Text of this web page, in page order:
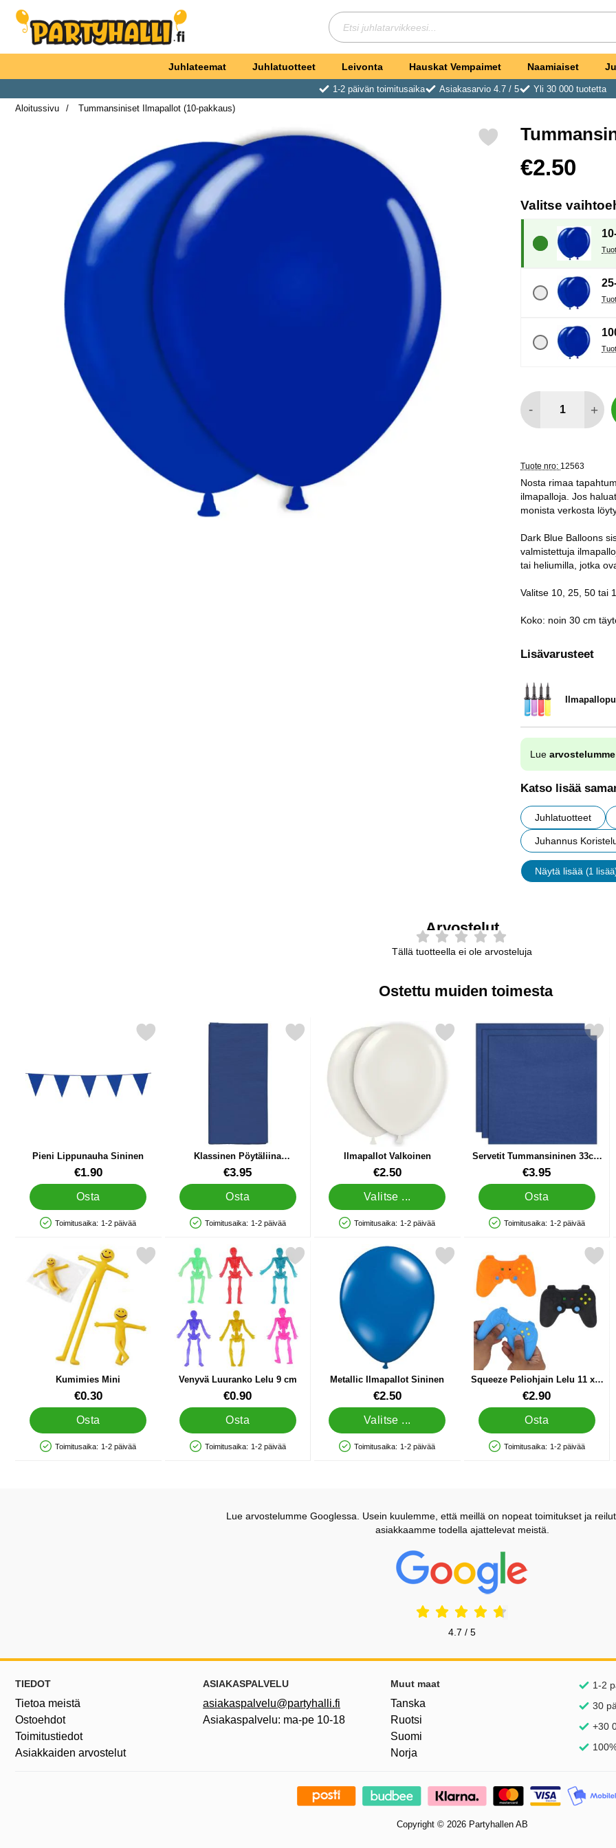
Hae
Ostoskori laajennettu Partyhallen AB
Juhlateemat Juhlatuotteet Leivonta Hauskat Vempaimet Naamiaiset
1-2 päivän toimitusaika Asiakasarvio 4.7 / 5
Yli 30 000 tuotetta
Aloitussivu
Tummansiniset Ilmapallot (10-pakkaus)
Merkitse tummansiniset Ilmapallot (10-pakkaus) suosikiksi
hinta
€2.50
Valitse
- +
Tuote nro: 12563
Nosta rimaa
ilmapalloja. Jos
monista verkosta
Dark Blue Balloons
valmistettuja
tai heliumilla, jotka
Valitse 10, 25, 50 tai
Koko: noin 30 cm
Lisävarusteet
Tuote.nro 9838
Lue arvostelumme
Katso lisää
Juhlatuotteet
Juhannus
Näytä lisää (1
Arvostelut
Tällä tuotteella ei ole arvosteluja
Ostettu muiden toimesta
Pieni Lippunauha Sininen
Tuote.nro 34823€1.90
Osta
Saatavuus: Varastossa
Toimitusaika: 1-2 päivää
Merkitse pieni Lippunauha Sininen suosikiksi
Klassinen Pöytäliina
Tummansininen
Tuote.nro 83271€3.95
Osta
Saatavuus: Varastossa
Toimitusaika: 1-2 päivää
Merkitse klassinen Pöytäliina Tummansininen suosikiksi
Ilmapallot Valkoinen
Tuote.nro 5006€2.50
Valitse ...
Saatavuus: Varastossa
Toimitusaika: 1-2 päivää
Merkitse ilmapallot Valkoinen suosikiksi
Servetit Tummansininen 33cm
20 kpl
Tuote.nro 83189€3.95
Osta
Saatavuus: Varastossa
Toimitusaika: 1-2 päivää
Merkitse servetit
Kumimies Mini
Tuote.nro 12483€0.30
Osta
Saatavuus: Varastossa
Toimitusaika: 1-2 päivää
Merkitse kumimies Mini suosikiksi
Venyvä Luuranko Lelu 9 cm
Tuote.nro 91527€0.90
Osta
Saatavuus: Varastossa
Toimitusaika: 1-2 päivää
Merkitse venyvä Luuranko Lelu 9 cm suosikiksi
Metallic Ilmapallot Sininen
Tuote.nro 10496€2.50
Valitse ...
Saatavuus: Varastossa
Toimitusaika: 1-2 päivää
Merkitse metallic Ilmapallot Sininen suosikiksi
Squeeze Peliohjain Lelu 11 x 8
cm
Tuote.nro 91533€2.90
Osta
Saatavuus: Varastossa
Toimitusaika: 1-2 päivää
Merkitse squeeze Peliohjain
Lue arvostelumme Googlessa. Usein kuulemme, että meillä on nopeat toimitukset ja
asiakkaamme todella ajattelevat meistä.
Prisjakt Arvostelu: 4.7 Tähdet
4.7 / 5
Alatunnisteen sisältö Sekalaista tietoa ja linkkejä
TIEDOT
Tietoa meistä
Ostoehdot
Toimitustiedot
Asiakkaiden arvostelut
ASIAKASPALVELU
asiakaspalvelu@partyhalli.fi
Asiakaspalvelu: ma-pe 10-18
Muut maat
Tanska
Ruotsi
Suomi
Norja
1-2
30
+30
Copyright © 2026 Partyhallen AB